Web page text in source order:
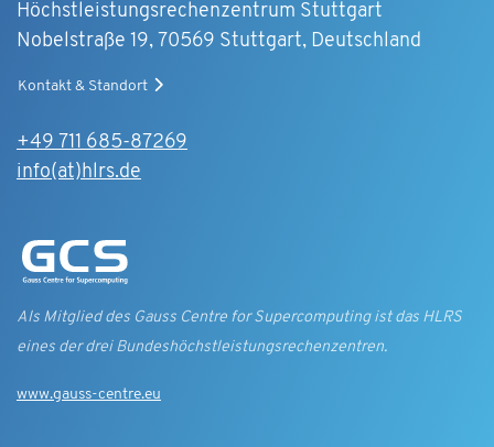
Höchstleistungsrechenzentrum Stuttgart
Nobelstraße 19, 70569 Stuttgart, Deutschland
Kontakt & Standort
+49 711 685-87269
info(at)hlrs.de
Als Mitglied des Gauss Centre for Supercomputing ist das HLRS
eines der drei Bundes­höchst­leistungs­rechen­zentren.
www.gauss-centre.eu